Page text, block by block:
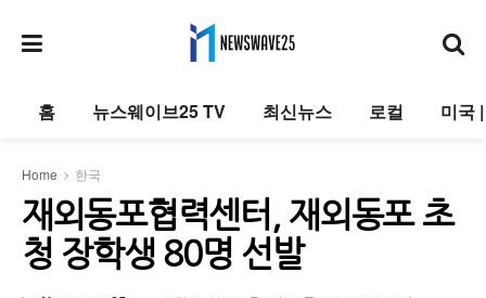
홈 뉴스웨이브25 TV 최신뉴스 로컬 미국
Home 한국
재외동포협력센터, 재외동포 초
청 장학생 80명 선발